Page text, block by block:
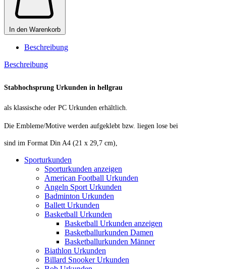
In den Warenkorb
Beschreibung
Beschreibung
Stabhochsprung Urkunden in hellgrau
als klassische oder PC Urkunden erhältlich.
Die Embleme/Motive werden aufgeklebt bzw. liegen lose bei
sind im Format Din A4 (21 x 29,7 cm),
Sporturkunden
Sporturkunden anzeigen
American Football Urkunden
Angeln Sport Urkunden
Badminton Urkunden
Ballett Urkunden
Basketball Urkunden
Basketball Urkunden anzeigen
Basketballurkunden Damen
Basketballurkunden Männer
Biathlon Urkunden
Billard Snooker Urkunden